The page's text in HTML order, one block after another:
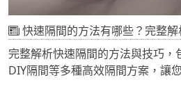
快速隔間的方法有哪些？完整
完整解析快速隔間的方法與技巧，
DIY隔間等多種高效隔間方案，讓